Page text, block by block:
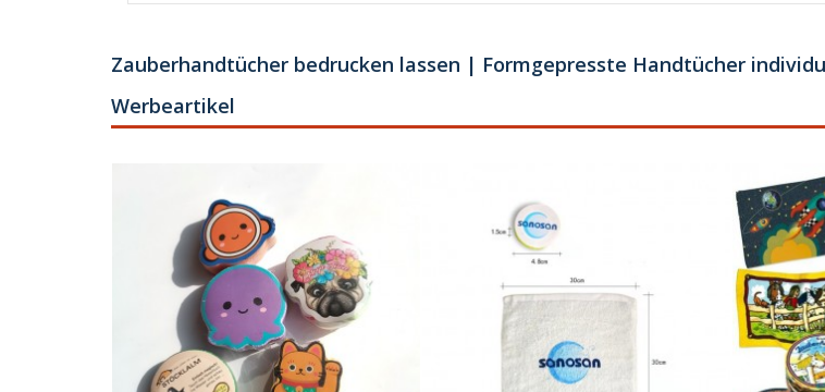
Zauberhandtücher bedrucken lassen | Formgepresste Handtücher
Werbeartikel